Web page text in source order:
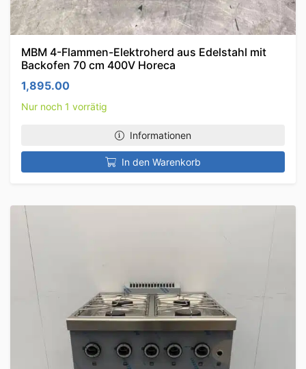
MBM 4-Flammen-Elektroherd aus Edelstahl mit
Backofen 70 cm 400V Horeca
1,895.00
Nur noch 1 vorrätig
Informationen
In den Warenkorb